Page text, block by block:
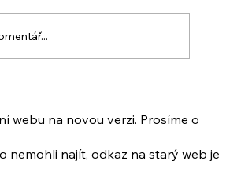
lekce
webu na novou verzi. Prosíme o
nemohli najít, odkaz na starý web je